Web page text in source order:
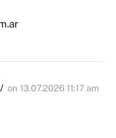
on 13.07.2026 11:17 am